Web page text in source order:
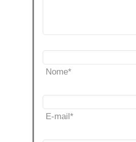
Nome*
E-mail*